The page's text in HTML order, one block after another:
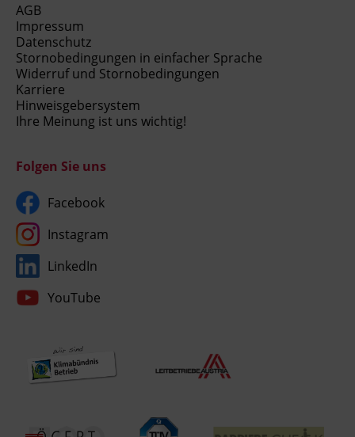
AGB
Impressum
Datenschutz
Stornobedingungen in einfacher Sprache
Widerruf und Stornobedingungen
Karriere
Hinweisgebersystem
Ihre Meinung ist uns wichtig!
Folgen Sie uns
Facebook
Instagram
LinkedIn
YouTube